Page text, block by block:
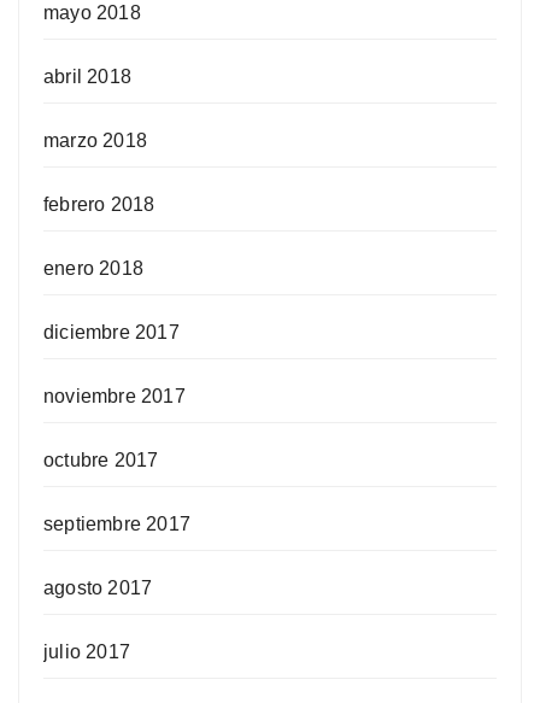
mayo 2018
abril 2018
marzo 2018
febrero 2018
enero 2018
diciembre 2017
noviembre 2017
octubre 2017
septiembre 2017
agosto 2017
julio 2017